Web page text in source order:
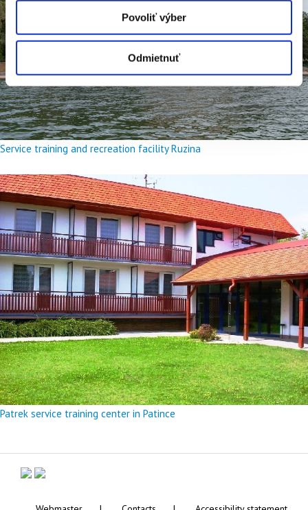
Povoliť výber
Odmietnuť
Service training and recreation facility Ruzina
Patrek service training center in Patince